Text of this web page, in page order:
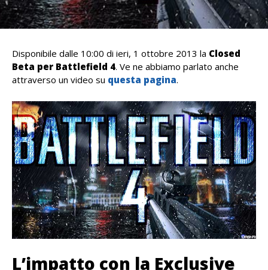
Disponibile dalle 10:00 di ieri, 1 ottobre 2013 la Closed
Beta per Battlefield 4. Ve ne abbiamo parlato anche
attraverso un video su questa pagina.
L’impatto con la Exclusive